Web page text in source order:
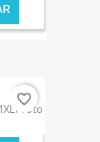
€ ONLINE
Preto
favorite_border